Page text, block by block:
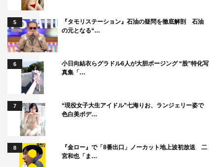
5
『タモリステーション』石油の疑問を徹底解剖 石油
の元となる“…
6
小日向結衣らグラドル6人が大胆ポージング “股”特化写
真集「…
7
“現役女子大生アイドル”七海りお、ランジェリー姿で
色白美ボデ…
8
『金ロー』で「8番出口」ノーカット地上波初放送 二
宮和也「ま…